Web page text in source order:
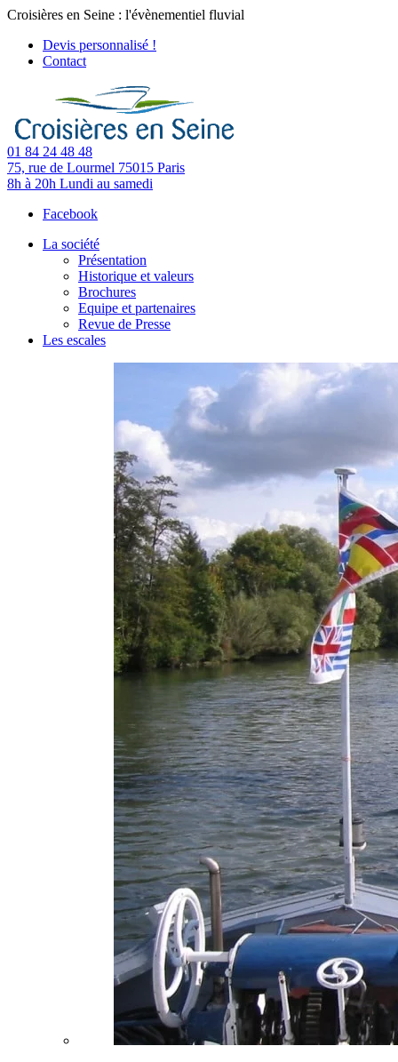
Croisières en Seine : l'évènementiel fluvial
Devis personnalisé !
Contact
01 84 24 48 48
75, rue de Lourmel 75015 Paris
8h à 20h Lundi au samedi
Facebook
La société
Présentation
Historique et valeurs
Brochures
Equipe et partenaires
Revue de Presse
Les escales